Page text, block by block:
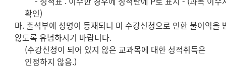
확인)
마. 출석부에 성명이 등재되니 미 수강신청으로 인한 불이익을
않도록 유념하시기 바랍니다.
(수강신청이 되어 있지 않은 교과목에 대한 성적취득은
인정하지 않음.)